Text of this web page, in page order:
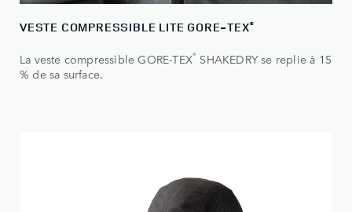
VESTE COMPRESSIBLE LITE GORE‑TEX®
La veste compressible GORE‑TEX® SHAKEDRY se replie à 15
% de sa surface.